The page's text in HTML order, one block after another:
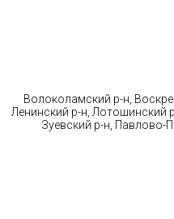
Волоколамский р-н,
Ленинский р-н, Лотошинский
Зуевский р-н, Павлово-